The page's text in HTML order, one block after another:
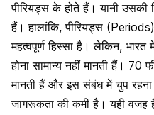
पीरियड्स के होते हैं। यानी उसकी
हैं। हालांकि, पीरियड्स
महत्वपूर्ण हिस्सा है। लेकिन,
होना सामान्य नहीं मानती हैं। 70
मानती हैं और इस संबंध में चुप
जागरूकता की कमी है। यही वजह